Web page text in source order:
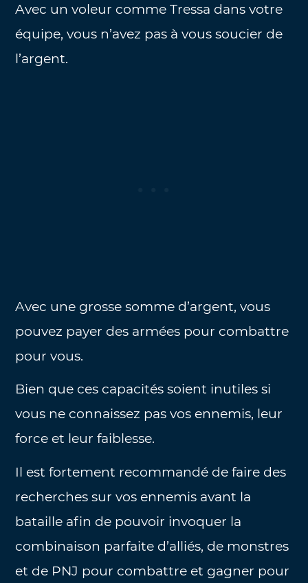
Avec un voleur comme Tressa dans votre
équipe, vous n’avez pas à vous soucier de
l’argent.
Avec une grosse somme d’argent, vous
pouvez payer des armées pour combattre
pour vous.
Bien que ces capacités soient inutiles si
vous ne connaissez pas vos ennemis, leur
force et leur faiblesse.
Il est fortement recommandé de faire des
recherches sur vos ennemis avant la
bataille afin de pouvoir invoquer la
combinaison parfaite d’alliés, de monstres
et de PNJ pour combattre et gagner pour